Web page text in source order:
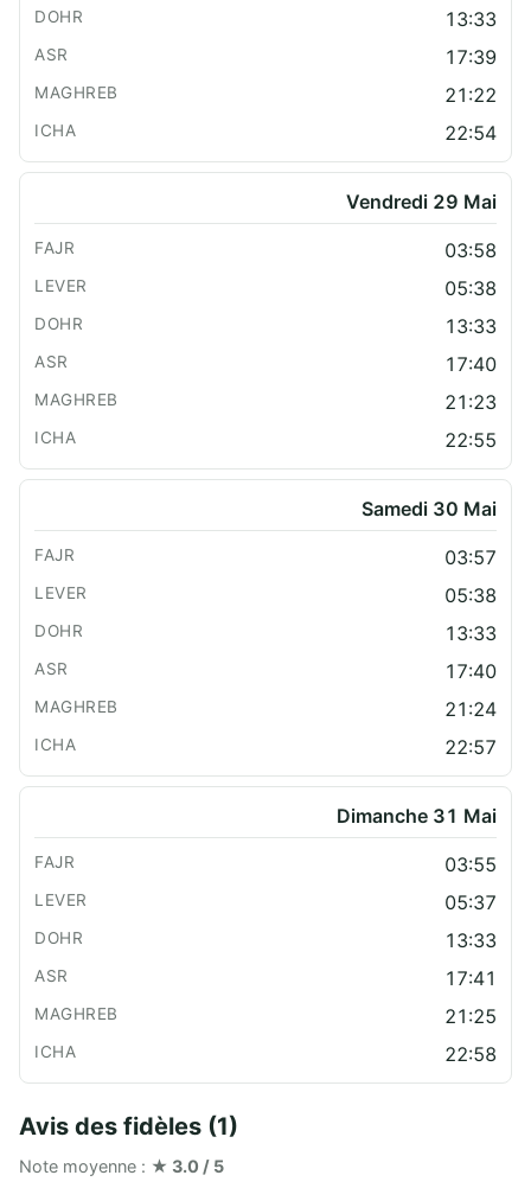
13:33
17:39
21:22
22:54
Vendredi 29 Mai
03:58
05:38
13:33
17:40
21:23
22:55
Samedi 30 Mai
03:57
05:38
13:33
17:40
21:24
22:57
Dimanche 31 Mai
03:55
05:37
13:33
17:41
21:25
22:58
Avis des fidèles (1)
Note moyenne : ★ 3.0 / 5